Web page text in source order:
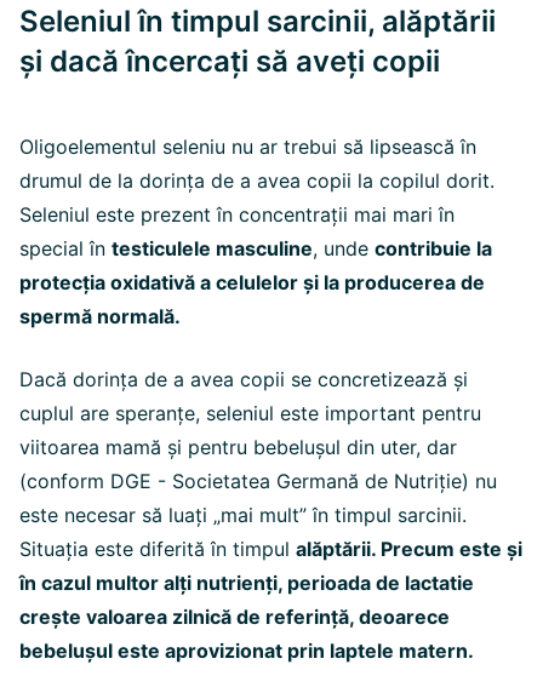
Seleniul în timpul sarcinii, alăptării
și dacă încercați să aveți copii
Oligoelementul seleniu nu ar trebui să lipsească în
drumul de la dorința de a avea copii la copilul dorit.
Seleniul este prezent în concentrații mai mari în
special în testiculele masculine, unde contribuie la
protecția oxidativă a celulelor și la producerea de
spermă normală.
Dacă dorința de a avea copii se concretizează și
cuplul are speranțe, seleniul este important pentru
viitoarea mamă și pentru bebelușul din uter, dar
(conform DGE - Societatea Germană de Nutriție) nu
este necesar să luați „mai mult” în timpul sarcinii.
Situația este diferită în timpul alăptării. Precum este și
în cazul multor alți nutrienți, perioada de lactatie
crește valoarea zilnică de referință, deoarece
bebelușul este aprovizionat prin laptele matern.